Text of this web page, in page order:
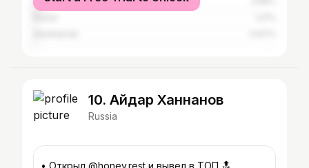
10. Айдар Ханнанов
Russia
• Открыл @honey.rest и вывел в ТОП 🔝